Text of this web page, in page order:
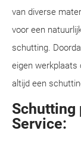
van diverse
voor een
schutting.
eigen werkplaats
altijd een
Schutting
Service: